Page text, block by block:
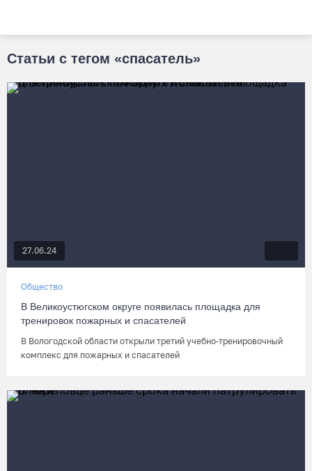
Статьи с тегом «спасатель»
27.06.24
Общество
В Великоустюгском округе появилась площадка для
тренировок пожарных и спасателей
В Вологодской области открыли третий учебно-тренировочный
комплекс для пожарных и спасателей